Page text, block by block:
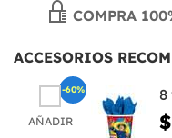
COMPRA
ACCESORIOS
AÑADIR
8
-60%